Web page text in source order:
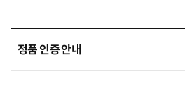
정품 인증 안내